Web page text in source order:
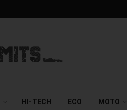
HI-TECH ECO MOTO